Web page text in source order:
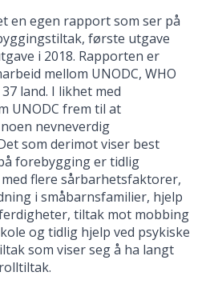
en egen rapport som ser på
første utgave
i 2018. Rapporten er
mellom UNODC, WHO
land. I likhet med
UNODC frem til at
nevneverdig
som derimot viser best
forebygging er tidlig
flere sårbarhetsfaktorer,
i småbarnsfamilier, hjelp
tiltak mot mobbing
og tidlig hjelp ved psykiske
som viser seg å ha langt